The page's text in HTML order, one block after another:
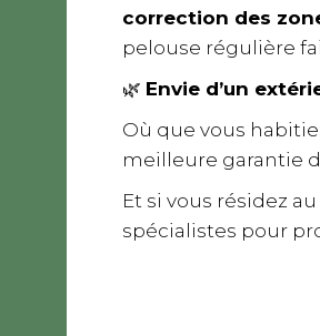
correction des
pelouse régulière
🌿 Envie d’un
Où que vous
meilleure garantie
Et si vous résidez
spécialistes pour